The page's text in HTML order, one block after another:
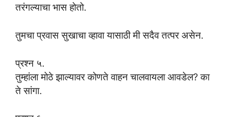
तरंगल्याचा भास होतो.
तुमचा प्रवास सुखाचा व्हावा यासाठी मी सदैव तत्पर असेन.
प्रश्न ५.
तुम्हांला मोठे झाल्यावर कोणते वाहन चालवायला आवडेल? का
ते सांगा.